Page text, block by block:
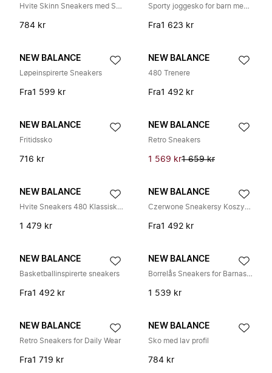
Hvite Skinn Sneakers med Svarte Innlegg
784 kr
Sporty joggesko for barn med avansert komfort
Fra1 623 kr
NEW BALANCE
Løpeinspirerte Sneakers
Fra1 599 kr
NEW BALANCE
480 Trenere
Fra1 492 kr
NEW BALANCE
Fritidssko
716 kr
NEW BALANCE
Retro Sneakers
1 569 kr1 659 kr
NEW BALANCE
Hvite Sneakers 480 Klassisk Stil
1 479 kr
NEW BALANCE
Czerwone Sneakersy Koszykarskie Red Team
Fra1 492 kr
NEW BALANCE
Basketballinspirerte sneakers
Fra1 492 kr
NEW BALANCE
Borrelås Sneakers for Barnas Dagligdagse Eventyr
1 539 kr
NEW BALANCE
Retro Sneakers for Daily Wear
Fra1 719 kr
NEW BALANCE
Sko med lav profil
784 kr